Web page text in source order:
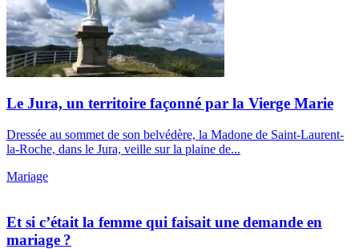
Le Jura, un territoire façonné par la Vierge Marie
Dressée au sommet de son belvédère, la Madone de Saint-Laurent-
la-Roche, dans le Jura, veille sur la plaine de...
Mariage
Et si c’était la femme qui faisait une demande en
mariage ?